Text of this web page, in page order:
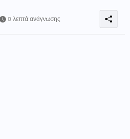
0 λεπτά ανάγνωσης